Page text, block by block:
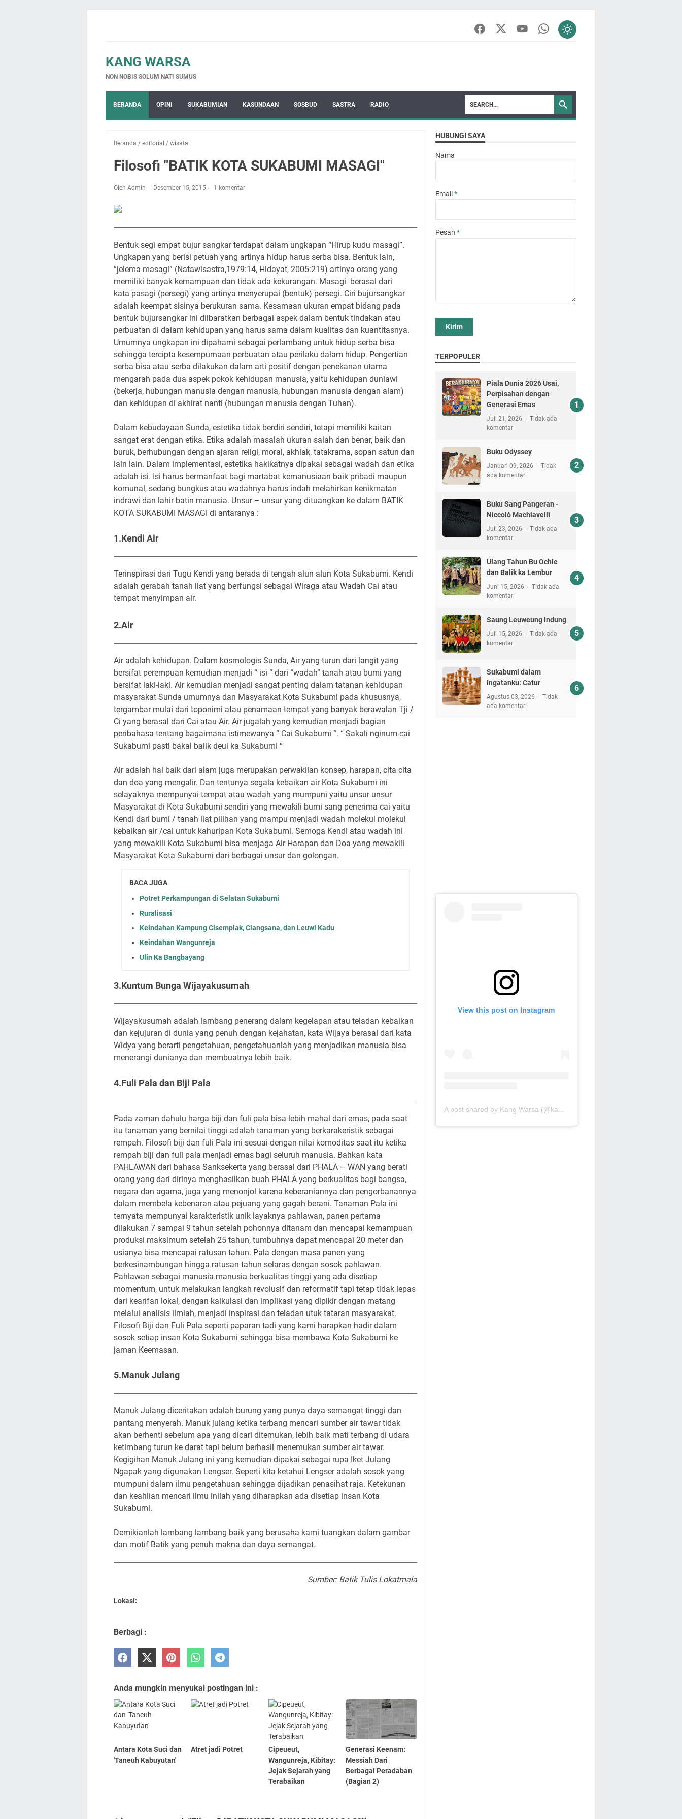
KANG WARSA
NON NOBIS SOLUM NATI SUMUS
BERANDA OPINI SUKABUMIAN KASUNDAAN SOSBUD SASTRA RADIO
Beranda / editorial / wisata
Filosofi "BATIK KOTA SUKABUMI MASAGI"
Oleh Admin Desember 15, 2015 1 komentar
Bentuk segi empat bujur sangkar terdapat dalam ungkapan “Hirup kudu masagi”.
Ungkapan yang berisi petuah yang artinya hidup harus serba bisa. Bentuk lain,
”jelema masagi” (Natawisastra,1979:14, Hidayat, 2005:219) artinya orang yang
memiliki banyak kemampuan dan tidak ada kekurangan. Masagi berasal dari
kata pasagi (persegi) yang artinya menyerupai (bentuk) persegi. Ciri bujursangkar
adalah keempat sisinya berukuran sama. Kesamaan ukuran empat bidang pada
bentuk bujursangkar ini diibaratkan berbagai aspek dalam bentuk tindakan atau
perbuatan di dalam kehidupan yang harus sama dalam kualitas dan kuantitasnya.
Umumnya ungkapan ini dipahami sebagai perlambang untuk hidup serba bisa
sehingga tercipta kesempurnaan perbuatan atau perilaku dalam hidup. Pengertian
serba bisa atau serba dilakukan dalam arti positif dengan penekanan utama
mengarah pada dua aspek pokok kehidupan manusia, yaitu kehidupan duniawi
(bekerja, hubungan manusia dengan manusia, hubungan manusia dengan alam)
dan kehidupan di akhirat nanti (hubungan manusia dengan Tuhan).
Dalam kebudayaan Sunda, estetika tidak berdiri sendiri, tetapi memiliki kaitan
sangat erat dengan etika. Etika adalah masalah ukuran salah dan benar, baik dan
buruk, berhubungan dengan ajaran religi, moral, akhlak, tatakrama, sopan satun dan
lain lain. Dalam implementasi, estetika hakikatnya dipakai sebagai wadah dan etika
adalah isi. Isi harus bermanfaat bagi martabat kemanusiaan baik pribadi maupun
komunal, sedang bungkus atau wadahnya harus indah melahirkan kenikmatan
indrawi dan lahir batin manusia. Unsur – unsur yang dituangkan ke dalam BATIK
KOTA SUKABUMI MASAGI di antaranya :
1.Kendi Air
Terinspirasi dari Tugu Kendi yang berada di tengah alun alun Kota Sukabumi. Kendi
adalah gerabah tanah liat yang berfungsi sebagai Wiraga atau Wadah Cai atau
tempat menyimpan air.
2.Air
Air adalah kehidupan. Dalam kosmologis Sunda, Air yang turun dari langit yang
bersifat perempuan kemudian menjadi “ isi “ dari “wadah” tanah atau bumi yang
bersifat laki-laki. Air kemudian menjadi sangat penting dalam tatanan kehidupan
masyarakat Sunda umumnya dan Masyarakat Kota Sukabumi pada khususnya,
tergambar mulai dari toponimi atau penamaan tempat yang banyak berawalan Tji /
Ci yang berasal dari Cai atau Air. Air jugalah yang kemudian menjadi bagian
peribahasa tentang bagaimana istimewanya “ Cai Sukabumi “. “ Sakali nginum cai
Sukabumi pasti bakal balik deui ka Sukabumi “
Air adalah hal baik dari alam juga merupakan perwakilan konsep, harapan, cita cita
dan doa yang mengalir. Dan tentunya segala kebaikan air Kota Sukabumi ini
selayaknya mempunyai tempat atau wadah yang mumpuni yaitu unsur unsur
Masyarakat di Kota Sukabumi sendiri yang mewakili bumi sang penerima cai yaitu
Kendi dari bumi / tanah liat pilihan yang mampu menjadi wadah molekul molekul
kebaikan air /cai untuk kahuripan Kota Sukabumi. Semoga Kendi atau wadah ini
yang mewakili Kota Sukabumi bisa menjaga Air Harapan dan Doa yang mewakili
Masyarakat Kota Sukabumi dari berbagai unsur dan golongan.
BACA JUGA
Potret Perkampungan di Selatan Sukabumi
Ruralisasi
Keindahan Kampung Cisemplak, Ciangsana, dan Leuwi Kadu
Keindahan Wangunreja
Ulin Ka Bangbayang
3.Kuntum Bunga Wijayakusumah
Wijayakusumah adalah lambang penerang dalam kegelapan atau teladan kebaikan
dan kejujuran di dunia yang penuh dengan kejahatan, kata Wijaya berasal dari kata
Widya yang berarti pengetahuan, pengetahuanlah yang menjadikan manusia bisa
menerangi dunianya dan membuatnya lebih baik.
4.Fuli Pala dan Biji Pala
Pada zaman dahulu harga biji dan fuli pala bisa lebih mahal dari emas, pada saat
itu tanaman yang bernilai tinggi adalah tanaman yang berkarakeristik sebagai
rempah. Filosofi biji dan fuli Pala ini sesuai dengan nilai komoditas saat itu ketika
rempah biji dan fuli pala menjadi emas bagi seluruh manusia. Bahkan kata
PAHLAWAN dari bahasa Sanksekerta yang berasal dari PHALA – WAN yang berati
orang yang dari dirinya menghasilkan buah PHALA yang berkualitas bagi bangsa,
negara dan agama, juga yang menonjol karena keberaniannya dan pengorbanannya
dalam membela kebenaran atau pejuang yang gagah berani. Tanaman Pala ini
ternyata mempunyai karakteristik unik layaknya pahlawan, panen pertama
dilakukan 7 sampai 9 tahun setelah pohonnya ditanam dan mencapai kemampuan
produksi maksimum setelah 25 tahun, tumbuhnya dapat mencapai 20 meter dan
usianya bisa mencapai ratusan tahun. Pala dengan masa panen yang
berkesinambungan hingga ratusan tahun selaras dengan sosok pahlawan.
Pahlawan sebagai manusia manusia berkualitas tinggi yang ada disetiap
momentum, untuk melakukan langkah revolusif dan reformatif tapi tetap tidak lepas
dari kearifan lokal, dengan kalkulasi dan implikasi yang dipikir dengan matang
melalui analisis ilmiah, menjadi inspirasi dan teladan utuk tataran masyarakat.
Filosofi Biji dan Fuli Pala seperti paparan tadi yang kami harapkan hadir dalam
sosok setiap insan Kota Sukabumi sehingga bisa membawa Kota Sukabumi ke
jaman Keemasan.
5.Manuk Julang
Manuk Julang diceritakan adalah burung yang punya daya semangat tinggi dan
pantang menyerah. Manuk julang ketika terbang mencari sumber air tawar tidak
akan berhenti sebelum apa yang dicari ditemukan, lebih baik mati terbang di udara
ketimbang turun ke darat tapi belum berhasil menemukan sumber air tawar.
Kegigihan Manuk Julang ini yang kemudian dipakai sebagai rupa Iket Julang
Ngapak yang digunakan Lengser. Seperti kita ketahui Lengser adalah sosok yang
mumpuni dalam ilmu pengetahuan sehingga dijadikan penasihat raja. Ketekunan
dan keahlian mencari ilmu inilah yang diharapkan ada disetiap insan Kota
Sukabumi.
Demikianlah lambang lambang baik yang berusaha kami tuangkan dalam gambar
dan motif Batik yang penuh makna dan daya semangat.
Sumber: Batik Tulis Lokatmala
Lokasi:
Berbagi :
Anda mungkin menyukai postingan ini :
Antara Kota Suci dan
'Taneuh Kabuyutan'
Atret jadi Potret
Cipeueut,
Wangunreja, Kibitay:
Jejak Sejarah yang
Terabaikan
Generasi Keenam:
Messiah Dari
Berbagai Peradaban
(Bagian 2)
HUBUNGI SAYA
Nama
Email *
Pesan *
TERPOPULER
Piala Dunia 2026 Usai,
Perpisahan dengan
Generasi Emas
Juli 21, 2026
Tidak ada
komentar
Buku Odyssey
Januari 09, 2026
Tidak
ada komentar
Buku Sang Pangeran -
Niccolò Machiavelli
Juli 23, 2026
Tidak ada
komentar
Ulang Tahun Bu Ochie
dan Balik ka Lembur
Juni 15, 2026
Tidak ada
komentar
Saung Leuweung Indung
Juli 15, 2026
Tidak ada
komentar
Sukabumi dalam
Ingatanku: Catur
Agustus 03, 2026
Tidak
ada komentar
View this post on Instagram